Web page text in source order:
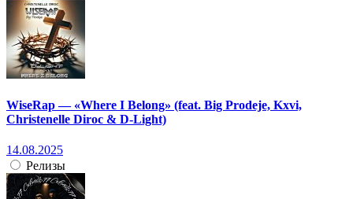
WiseRap — «Where I Belong» (feat. Big Prodeje, Kxvi,
Christenelle Diroc & D-Light)
14.08.2025
Релизы